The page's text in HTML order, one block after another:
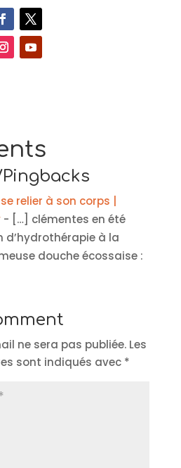
relier à son corps |
- […] clémentes en été
d’hydrothérapie à la
douche écossaise :
ne sera pas publiée. Les
sont indiqués avec *